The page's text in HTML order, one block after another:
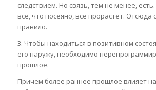
следствием. Но связь, тем не менее,
всё, что посеяно, всё прорастет. Отсюда
правило.
3. Чтобы находиться в позитивном
его наружу, необходимо
прошлое.
Причем более раннее прошлое влияет